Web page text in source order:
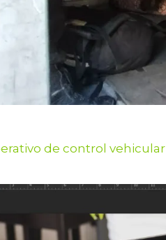
de control vehicular